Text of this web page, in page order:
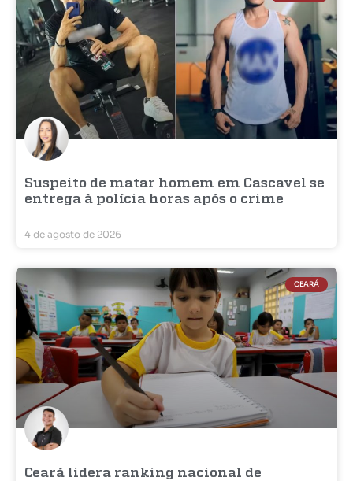
Suspeito de matar homem em Cascavel se
entrega à polícia horas após o crime
4 de agosto de 2026
CEARÁ
Ceará lidera ranking nacional de